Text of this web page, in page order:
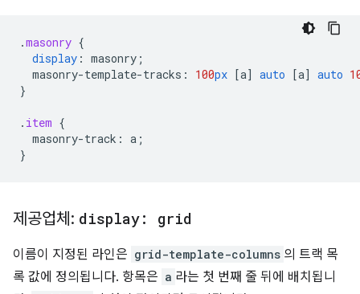
.masonry {
display : masonry ;
masonry-template-tracks : 100px [a] auto [a] auto
}
. item {
masonry-track : a ;
}
제공업체: display: grid
이름이 지정된 라인은 grid-template-columns 의 트랙 목
록 값에 정의됩니다. 항목은 a 라는 첫 번째 줄 뒤에 배치됩니